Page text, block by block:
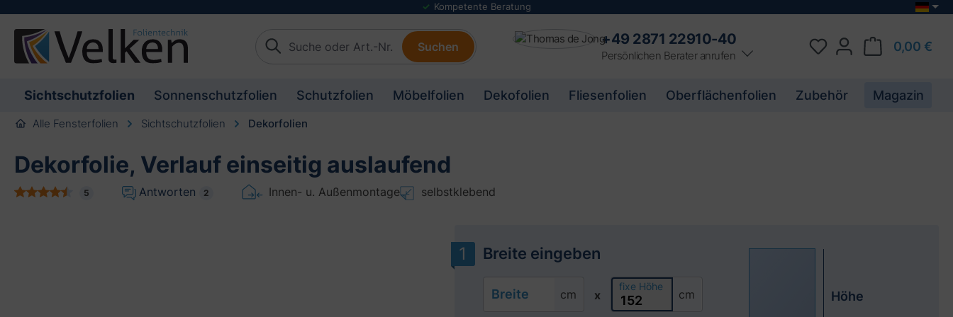
springen Zur Beschreibung springen
Folienmuster Service
Suchen +49 2871 22910-40
Persönlichen Berater anrufen
0,00 €
Sichtschutzfolien Sonnenschutzfolien Schutzfolien Möbelfolien Dekofolien Fliesenfolien Oberflächenfolien Zubehör Magazin
Alle Fensterfolien Sichtschutzfolien Dekorfolien
Dekorfolie, Verlauf einseitig auslaufend
5 Antworten 2 Innen- u. Außenmontage selbstklebend
Breite eingeben
fixe Höhe
cm
Breite cm x Höhe